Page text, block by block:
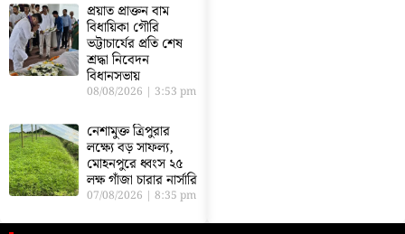
প্রয়াত প্রাক্তন বাম
বিধায়িকা গৌরি
ভট্টাচার্যের প্রতি শেষ
শ্রদ্ধা নিবেদন
বিধানসভায়
08/08/2026 3:53 pm
নেশামুক্ত ত্রিপুরার
লক্ষ্যে বড় সাফল্য,
মোহনপুরে ধ্বংস ২৫
লক্ষ গাঁজা চারার নার্সারি
07/08/2026 8:35 pm